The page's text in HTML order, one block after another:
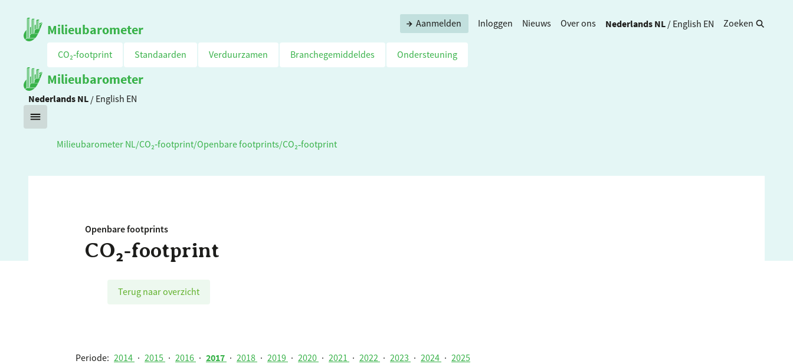
Milieubarometer Aanmelden Inloggen Nieuws Over ons Nederlands NL / English EN Zoeken
CO₂‑footprint Standaarden Verduurzamen Branchegemiddeldes Ondersteuning
Milieubarometer
Nederlands NL / English EN
Milieubarometer NL /CO₂‑footprint/Openbare footprints/CO₂‑footprint
Openbare footprints
CO₂‑footprint
Terug naar overzicht
Periode: 2014 · 2015 · 2016 · 2017 · 2018 · 2019 · 2020 · 2021 · 2022 · 2023 · 2024 · 2025